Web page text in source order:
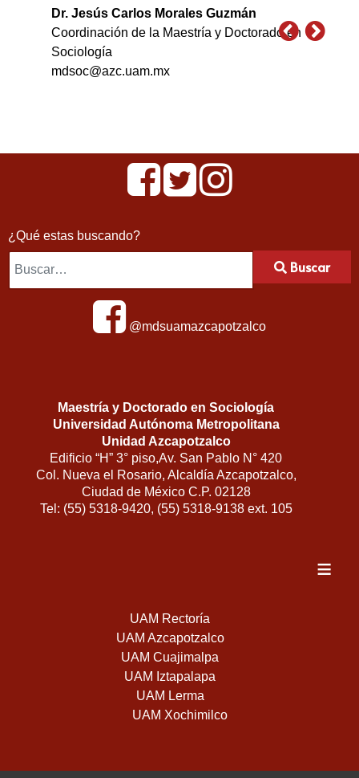
Dr. Jesús Carlos Morales Guzmán
Coordinación de la Maestría y Doctorado en
Sociología
mdsoc@azc.uam.mx
¿Qué estas buscando?
Buscar
@mdsuamazcapotzalco
Maestría y Doctorado en Sociología
Universidad Autónoma Metropolitana
Unidad Azcapotzalco
Edificio “H” 3° piso,Av. San Pablo N° 420
Col. Nueva el Rosario, Alcaldía Azcapotzalco,
Ciudad de México C.P. 02128
Tel: (55) 5318-9420, (55) 5318-9138 ext. 105
≡
UAM Rectoría
UAM Azcapotzalco
UAM Cuajimalpa
UAM Iztapalapa
UAM Lerma
UAM Xochimilco